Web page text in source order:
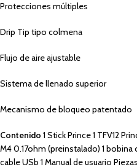
Protecciones múltiples
Drip Tip tipo colmena
Flujo de aire ajustable
Sistema de llenado superior
Mecanismo de bloqueo patentado
Contenido 1 Stick Prince 1 TFV12
M4 0.17ohm (preinstalado) 1 bobina
cable USb 1 Manual de usuario